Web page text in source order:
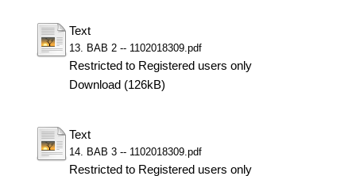
Text
13. BAB 2 -- 1102018309.pdf
Restricted to Registered users only
Download (126kB)
Text
14. BAB 3 -- 1102018309.pdf
Restricted to Registered users only